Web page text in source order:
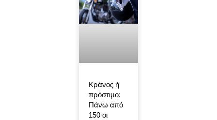
Κράνος ή
πρόστιμο:
Πάνω από
150 οι